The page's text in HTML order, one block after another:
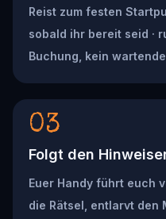
Reist zum festen
sobald ihr bereit seid ·
Buchung, kein
03
Folgt den
Euer Handy führt euch
die Rätsel, entlarvt den